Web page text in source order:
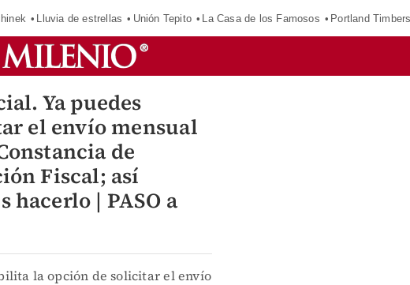
Lluvia de estrellas Unión Tepito La Casa de los Famosos Portland
Ya puedes
el envío mensual
de
Fiscal; así
hacerlo | PASO a
la opción de solicitar el envío